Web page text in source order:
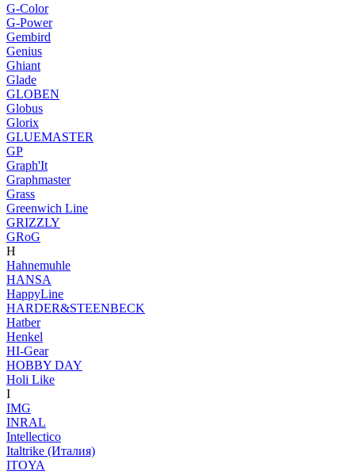
G-Color
G-Power
Gembird
Genius
Ghiant
Glade
GLOBEN
Globus
Glorix
GLUEMASTER
GP
Graph'It
Graphmaster
Grass
Greenwich Line
GRIZZLY
GRoG
H
Hahnemuhle
HANSA
HappyLine
HARDER&STEENBECK
Hatber
Henkel
HI-Gear
HOBBY DAY
Holi Like
I
IMG
INRAL
Intellectico
Italtrike (Италия)
ITOYA